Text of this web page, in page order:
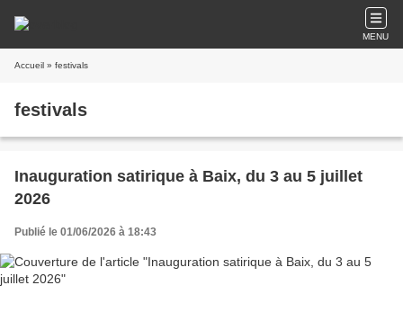
MENU
Accueil » festivals
festivals
Inauguration satirique à Baix, du 3 au 5 juillet
2026
Publié le 01/06/2026 à 18:43